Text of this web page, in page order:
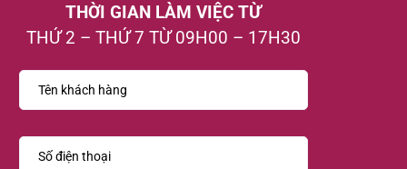
THỜI GIAN LÀM VIỆC TỪ
THỨ 2 – THỨ 7 TỪ 09H00 – 17H30